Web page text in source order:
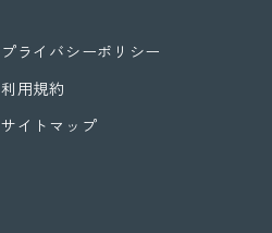
プライバシーポリシー
利用規約
サイトマップ